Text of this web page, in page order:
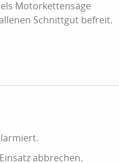
Motorkettensäge
Schnittgut befreit.
abbrechen.